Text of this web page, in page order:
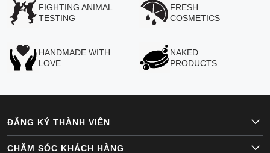
FIGHTING ANIMAL
TESTING
FRESH
COSMETICS
HANDMADE WITH
LOVE
NAKED
PRODUCTS
ĐĂNG KÝ THÀNH VIÊN
CHĂM SÓC KHÁCH HÀNG